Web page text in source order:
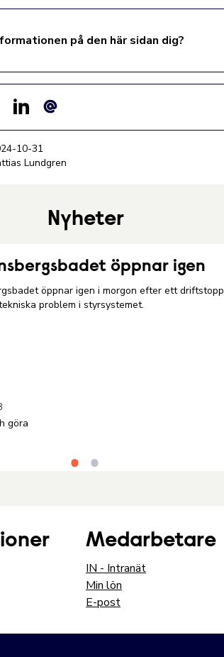
på den här sidan dig?
10-31
Lundgren
Nyheter
öppnar igen
öppnar igen i morgon efter ett driftstopp
problem i styrsystemet.
göra
Medarbetare
IN - Intranät
Min lön
E-post